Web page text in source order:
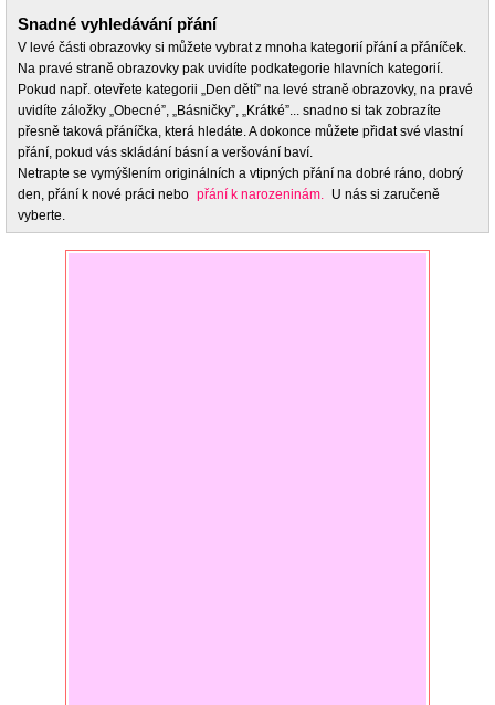
Snadné vyhledávání přání
V levé části obrazovky si můžete vybrat z mnoha kategorií přání a přáníček.
Na pravé straně obrazovky pak uvidíte podkategorie hlavních kategorií.
Pokud např. otevřete kategorii „Den dětí” na levé straně obrazovky, na pravé
uvidíte záložky „Obecné”, „Básničky”, „Krátké”... snadno si tak zobrazíte
přesně taková přáníčka, která hledáte. A dokonce můžete přidat své vlastní
přání, pokud vás skládání básní a veršování baví.
Netrapte se vymýšlením originálních a vtipných přání na dobré ráno, dobrý
den, přání k nové práci nebo přání k narozeninám. U nás si zaručeně
vyberte.